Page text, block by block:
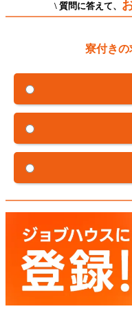
\ 質問に答えて、
寮付きの